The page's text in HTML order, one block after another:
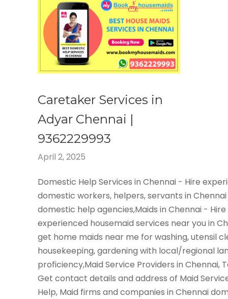
Caretaker Services in
Adyar Chennai |
9362229993
April 2, 2025
Domestic Help Services in Chennai - Hire
domestic workers, helpers, servants in
domestic help agencies,Maids in Chennai - Hire
experienced housemaid services near you in
get home maids near me for washing, utensil
housekeeping, gardening with local/regional
proficiency,Maid Service Providers in Chennai,
Get contact details and address of Maid
Help, Maid firms and companies in Chennai